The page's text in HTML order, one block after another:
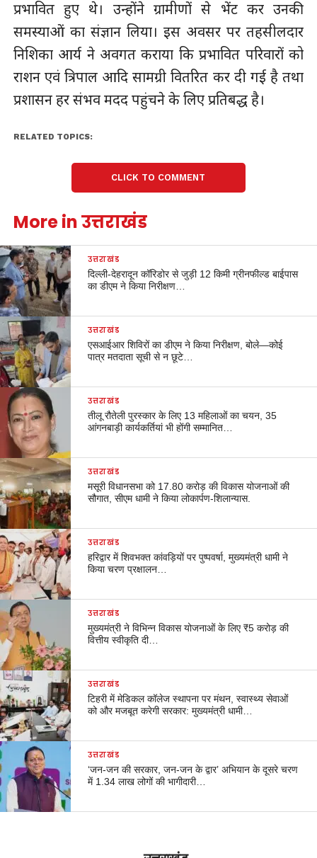
प्रभावित हुए थे। उन्होंने ग्रामीणों से भेंट कर उनकी
समस्याओं का संज्ञान लिया। इस अवसर पर तहसीलदार
निशिका आर्य ने अवगत कराया कि प्रभावित परिवारों को
राशन एवं त्रिपाल आदि सामग्री वितरित कर दी गई है तथा
प्रशासन हर संभव मदद पहुंचने के लिए प्रतिबद्ध है।
RELATED TOPICS:
CLICK TO COMMENT
More in उत्तराखंड
उत्तराखंड
दिल्ली-देहरादून कॉरिडोर से जुड़ी 12 किमी ग्रीनफील्ड बाईपास
का डीएम ने किया निरीक्षण…
उत्तराखंड
एसआईआर शिविरों का डीएम ने किया निरीक्षण, बोले—कोई
पात्र मतदाता सूची से न छूटे…
उत्तराखंड
तीलू रौतेली पुरस्कार के लिए 13 महिलाओं का चयन, 35
आंगनबाड़ी कार्यकर्तियां भी होंगी सम्मानित…
उत्तराखंड
मसूरी विधानसभा को 17.80 करोड़ की विकास योजनाओं की
सौगात, सीएम धामी ने किया लोकार्पण-शिलान्यास.
उत्तराखंड
हरिद्वार में शिवभक्त कांवड़ियों पर पुष्पवर्षा, मुख्यमंत्री धामी ने
किया चरण प्रक्षालन…
उत्तराखंड
मुख्यमंत्री ने विभिन्न विकास योजनाओं के लिए ₹5 करोड़ की
वित्तीय स्वीकृति दी…
उत्तराखंड
टिहरी में मेडिकल कॉलेज स्थापना पर मंथन, स्वास्थ्य सेवाओं
को और मजबूत करेगी सरकार: मुख्यमंत्री धामी…
उत्तराखंड
‘जन-जन की सरकार, जन-जन के द्वार’ अभियान के दूसरे चरण
में 1.34 लाख लोगों की भागीदारी…